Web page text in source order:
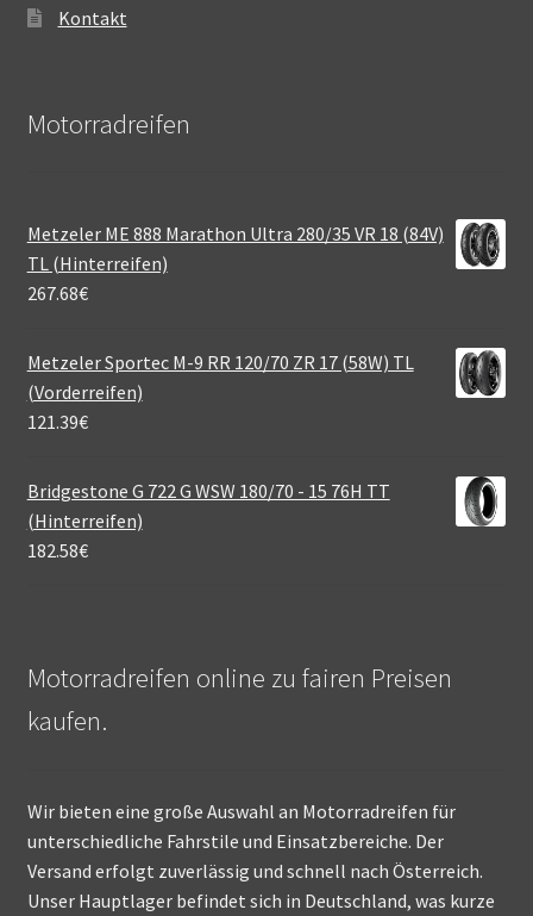
Kontakt
Motorradreifen
Metzeler ME 888 Marathon Ultra 280/35 VR 18 (84V)
TL (Hinterreifen)
267.68€
Metzeler Sportec M-9 RR 120/70 ZR 17 (58W) TL
(Vorderreifen)
121.39€
Bridgestone G 722 G WSW 180/70 - 15 76H TT
(Hinterreifen)
182.58€
Motorradreifen online zu fairen Preisen
kaufen.
Wir bieten eine große Auswahl an Motorradreifen für
unterschiedliche Fahrstile und Einsatzbereiche. Der
Versand erfolgt zuverlässig und schnell nach Österreich.
Unser Hauptlager befindet sich in Deutschland, was kurze